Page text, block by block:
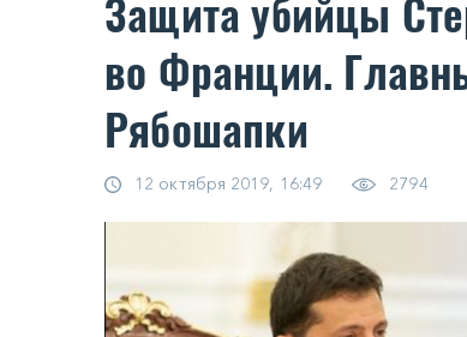
во Франции.
Рябошапки
12 октября 2019, 16:49 2794